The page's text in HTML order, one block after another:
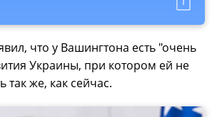
что у Вашингтона есть "очень
Украины, при котором ей не
так же, как сейчас.